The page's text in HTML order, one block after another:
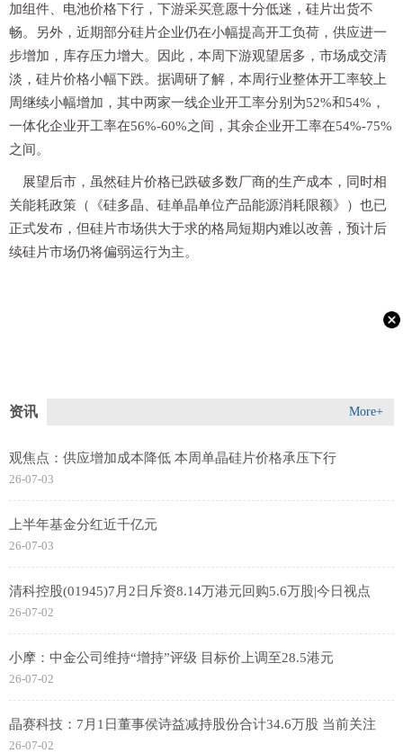
加组件、电池价格下行，下游采买意愿十分低迷，硅片出货不
畅。另外，近期部分硅片企业仍在小幅提高开工负荷，供应进一
步增加，库存压力增大。因此，本周下游观望居多，市场成交清
淡，硅片价格小幅下跌。据调研了解，本周行业整体开工率较上
周继续小幅增加，其中两家一线企业开工率分别为52%和54%，
一体化企业开工率在56%-60%之间，其余企业开工率在54%-75%
之间。
展望后市，虽然硅片价格已跌破多数厂商的生产成本，同时相
关能耗政策（《硅多晶、硅单晶单位产品能源消耗限额》）也已
正式发布，但硅片市场供大于求的格局短期内难以改善，预计后
续硅片市场仍将偏弱运行为主。
资讯 More+
观焦点：供应增加成本降低 本周单晶硅片价格承压下行
26-07-03
上半年基金分红近千亿元
26-07-03
清科控股(01945)7月2日斥资8.14万港元回购5.6万股|今日视点
26-07-02
小摩：中金公司维持“增持”评级 目标价上调至28.5港元
26-07-02
晶赛科技：7月1日董事侯诗益减持股份合计34.6万股 当前关注
26-07-02